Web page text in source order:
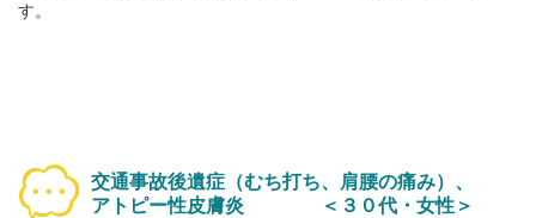
す。
交通事故後遺症（むち打ち、肩腰の痛み）、
アトピー性皮膚炎 ＜ ３０代・女性＞